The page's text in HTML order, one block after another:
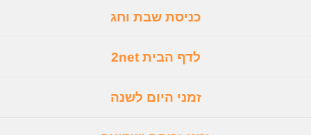
כניסת שבת וחג
לדף הבית 2net
זמני היום לשנה